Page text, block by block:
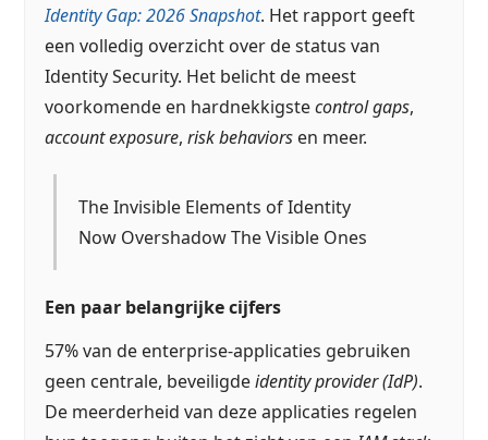
Identity Gap: 2026 Snapshot. Het rapport geeft
een volledig overzicht over de status van
Identity Security. Het belicht de meest
voorkomende en hardnekkigstecontrol gaps,
account exposure,risk behaviors en meer.
The Invisible Elements of Identity
Now Overshadow The Visible Ones
Een paar belangrijke cijfers
57% van de enterprise-applicaties gebruiken
geen centrale, beveiligdeidentity provider (IdP).
De meerderheid van deze applicaties regelen